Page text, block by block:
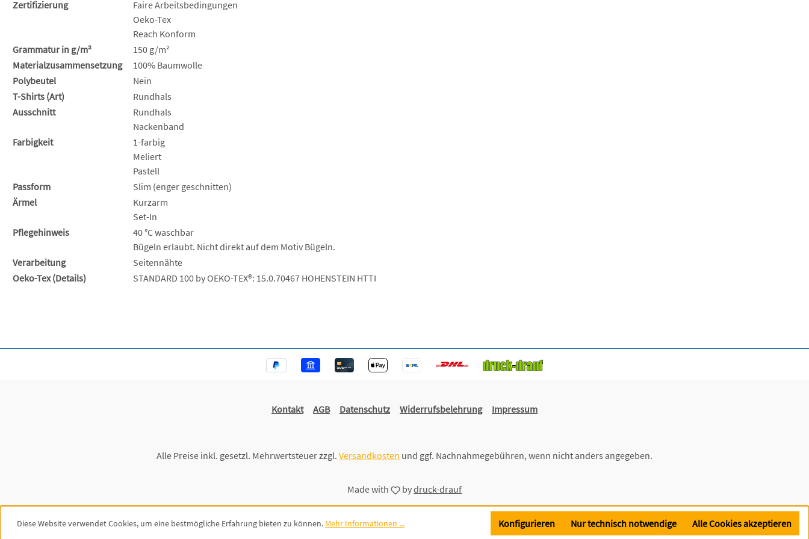
Zertifizierung
Faire Arbeitsbedingungen
Oeko-Tex
Reach Konform
Grammatur in g/m²
150 g/m²
Materialzusammensetzung
100% Baumwolle
Polybeutel
Nein
T-Shirts (Art)
Rundhals
Ausschnitt
Rundhals
Nackenband
Farbigkeit
1-farbig
Meliert
Pastell
Passform
Slim (enger geschnitten)
Ärmel
Kurzarm
Set-In
Pflegehinweis
40 °C waschbar
Bügeln erlaubt. Nicht direkt auf dem Motiv Bügeln.
Verarbeitung
Seitennähte
Oeko-Tex (Details)
STANDARD 100 by OEKO-TEX®: 15.0.70467 HOHENSTEIN HTTI
Kontakt AGB Datenschutz Widerrufsbelehrung Impressum
Alle Preise inkl. gesetzl. Mehrwertsteuer zzgl. Versandkosten und ggf. Nachnahmegebühren, wenn nicht anders angegeben.
Made with bydruck-drauf
Diese Website verwendet Cookies, um eine bestmögliche Erfahrung bieten zu können. Mehr Informationen ... Nur technisch notwendige
Konfigurieren Alle Cookies akzeptieren